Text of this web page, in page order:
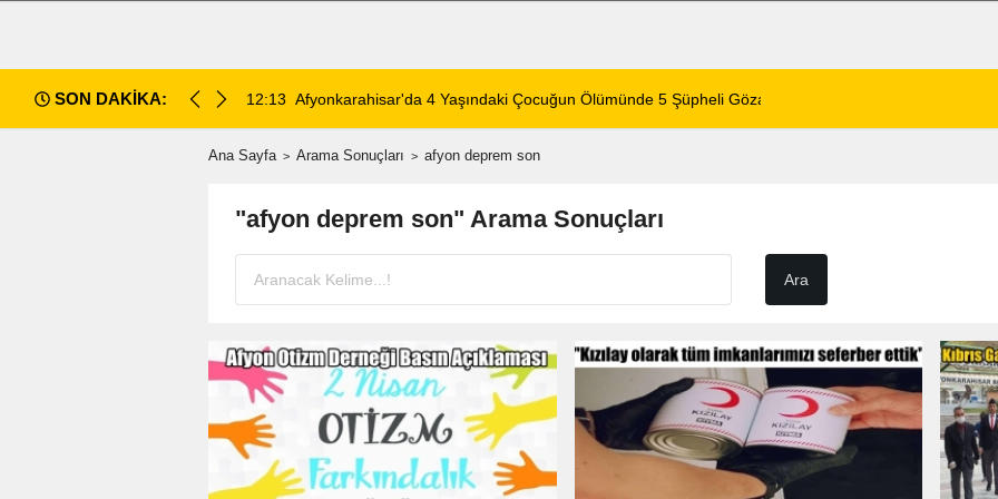
SON DAKİKA:
5 Şüpheli Gözaltına Alındı12:10 Afyon Cenaze İlanları: 6 Ağustos 2026 Perşembe
Ana Sayfa Arama Sonuçları afyon deprem son
"afyon deprem son" Arama Sonuçları